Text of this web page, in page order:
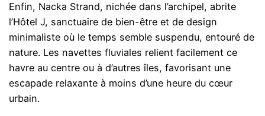
Enfin, Nacka Strand, nichée dans l’archipel, abrite
l’Hôtel J, sanctuaire de bien-être et de design
minimaliste où le temps semble suspendu, entouré de
nature. Les navettes fluviales relient facilement ce
havre au centre ou à d’autres îles, favorisant une
escapade relaxante à moins d’une heure du cœur
urbain.